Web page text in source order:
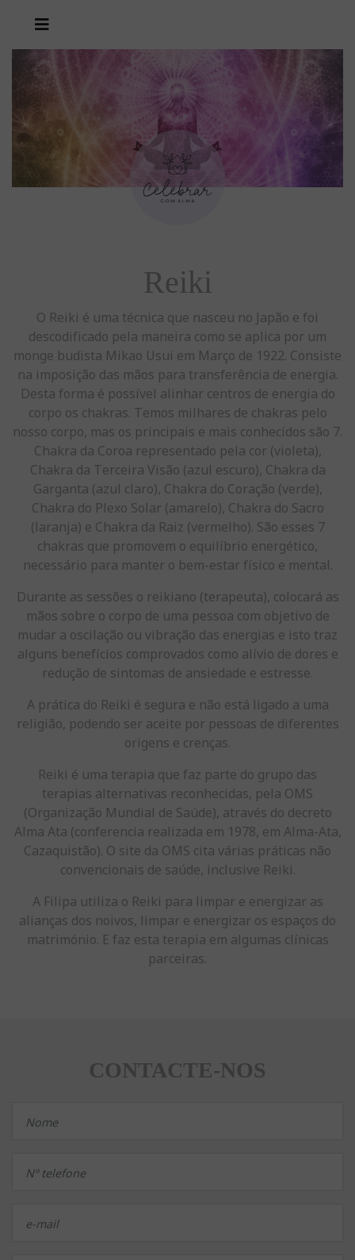
Reiki
O Reiki é uma técnica que nasceu no Japão e foi
descodificado pela maneira como se aplica por um
monge budista Mikao Usui em Março de 1922. Consiste
na imposição das mãos para transferência de energia.
Desta forma é possível alinhar centros de energia do
corpo os chakras. Temos milhares de chakras pelo
nosso corpo, mas os principais e mais conhecidos são 7.
Chakra da Coroa representado pela cor (violeta),
Chakra da Terceira Visão (azul escuro), Chakra da
Garganta (azul claro), Chakra do Coração (verde),
Chakra do Plexo Solar (amarelo), Chakra do Sacro
(laranja) e Chakra da Raiz (vermelho). São esses 7
chakras que promovem o equilíbrio energético,
necessário para manter o bem-estar físico e mental.
Durante as sessões o reikiano (terapeuta), colocará as
mãos sobre o corpo de uma pessoa com objetivo de
mudar a oscilação ou vibração das energias e isto traz
alguns benefícios comprovados como alívio de dores e
redução de sintomas de ansiedade e estresse.
A prática do Reiki é segura e não está ligado a uma
religião, podendo ser aceite por pessoas de diferentes
origens e crenças.
Reiki é uma terapia que faz parte do grupo das
terapias alternativas reconhecidas, pela OMS
(Organização Mundial de Saúde), através do decreto
Alma Ata (conferencia realizada em 1978, em Alma-Ata,
Cazaquistão). O site da OMS cita várias práticas não
convencionais de saúde, inclusive Reiki.
A Filipa utiliza o Reiki para limpar e energizar as
alianças dos noivos, limpar e energizar os espaços do
matrimónio. E faz esta terapia em algumas clínicas
parceiras.
CONTACTE-NOS